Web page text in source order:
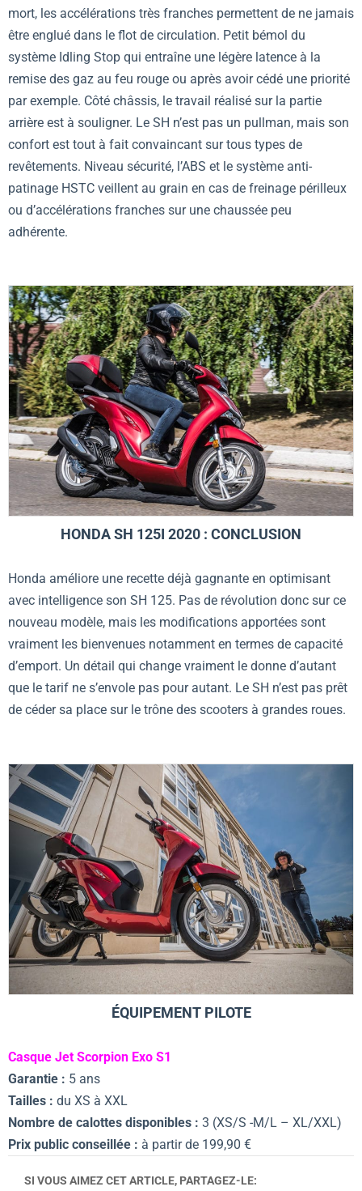
mort, les accélérations très franches permettent de ne jamais
être englué dans le flot de circulation. Petit bémol du
système Idling Stop qui entraîne une légère latence à la
remise des gaz au feu rouge ou après avoir cédé une priorité
par exemple. Côté châssis, le travail réalisé sur la partie
arrière est à souligner. Le SH n’est pas un pullman, mais son
confort est tout à fait convaincant sur tous types de
revêtements. Niveau sécurité, l’ABS et le système anti-
patinage HSTC veillent au grain en cas de freinage périlleux
ou d’accélérations franches sur une chaussée peu
adhérente.
HONDA SH 125I 2020 : CONCLUSION
Honda améliore une recette déjà gagnante en optimisant
avec intelligence son SH 125. Pas de révolution donc sur ce
nouveau modèle, mais les modifications apportées sont
vraiment les bienvenues notamment en termes de capacité
d’emport. Un détail qui change vraiment le donne d’autant
que le tarif ne s’envole pas pour autant. Le SH n’est pas prêt
de céder sa place sur le trône des scooters à grandes roues.
ÉQUIPEMENT PILOTE
Casque Jet Scorpion Exo S1
Garantie : 5 ans
Tailles : du XS à XXL
Nombre de calottes disponibles : 3 (XS/S -M/L – XL/XXL)
Prix public conseillée : à partir de 199,90 €
SI VOUS AIMEZ CET ARTICLE, PARTAGEZ-LE: